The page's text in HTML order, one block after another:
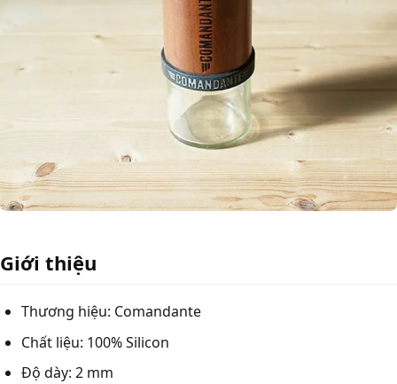
Giới thiệu
Thương hiệu: Comandante
Chất liệu: 100% Silicon
Độ dày: 2 mm